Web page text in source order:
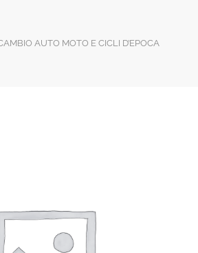
AUTO MOTO E CICLI D’EPOCA